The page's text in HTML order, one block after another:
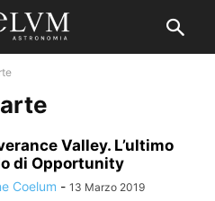
Valley. L’ultimo
di Opportunity
Coelum - 13 Marzo 2019